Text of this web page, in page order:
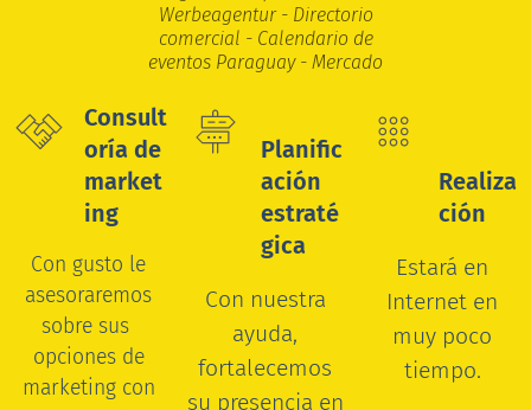
Werbeagentur - Directorio
comercial - Calendario de
eventos Paraguay - Mercado
Consult
oría de
market
ing
Con gusto le
asesoraremos
sobre sus
opciones de
marketing con
Planific
ación
estraté
gica
Con nuestra
ayuda,
fortalecemos
su presencia en
Realiza
ción
Estará en
Internet en
muy poco
tiempo.